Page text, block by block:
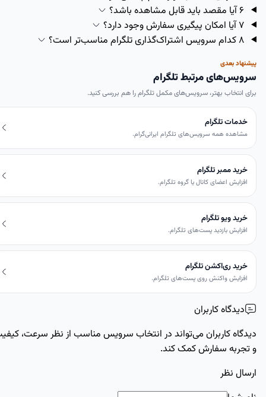
آیا مقصد باید قابل مشاهده باشد؟
آیا امکان پیگیری سفارش وجود دارد؟
کدام سرویس اشتراک‌گذاری تلگرام مناسب‌تر است؟
بعدی
مرتبط تلگرام
انتخاب بهتر، سرویس‌های مکمل تلگرام را هم بررسی کنید.
خدمات تلگرام
مشاهده همه سرویس‌های تلگرام ایرانی‌گرام.
خرید ممبر تلگرام
افزایش اعضای کانال یا گروه تلگرام.
خرید ویو تلگرام
افزایش بازدید پست‌های تلگرام.
خرید ری‌اکشن تلگرام
افزایش واکنش روی پست‌های تلگرام.
دیدگاه کاربران
کاربران می‌تواند در انتخاب سرویس مناسب از نظر سرعت، کیفیت
سفارش کمک کند.
نظر